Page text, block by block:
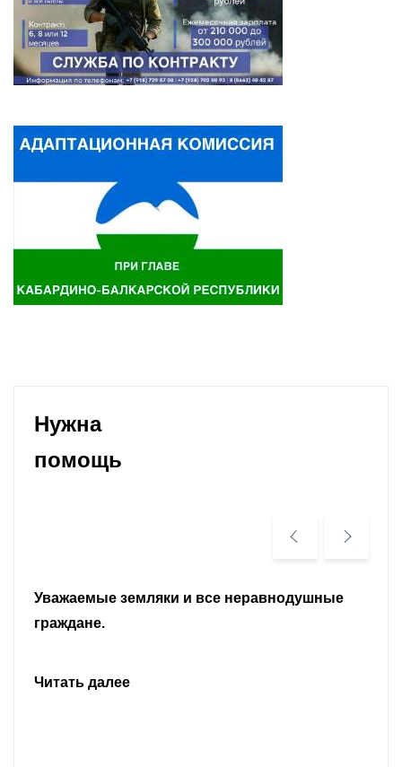
Нужна
помощь
Уважаемые земляки и все неравнодушные
граждане.
Читать далее